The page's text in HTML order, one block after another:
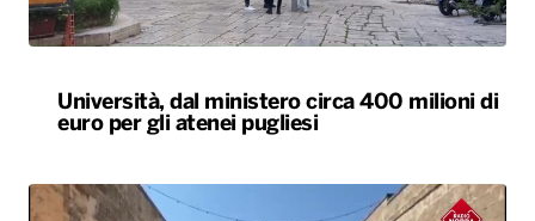
Università, dal ministero circa 400 milioni di
euro per gli atenei pugliesi